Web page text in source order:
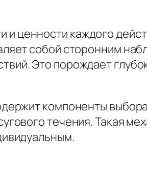
каждого
собой сторонним
Это порождает
компоненты
течения. Такая